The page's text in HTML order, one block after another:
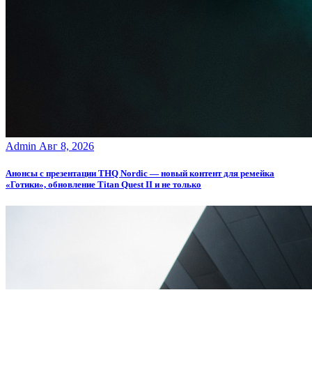
Admin Авг 8, 2026
Анонсы с презентации THQ Nordic — новый контент для ремейка
«Готики», обновление Titan Quest II и не только